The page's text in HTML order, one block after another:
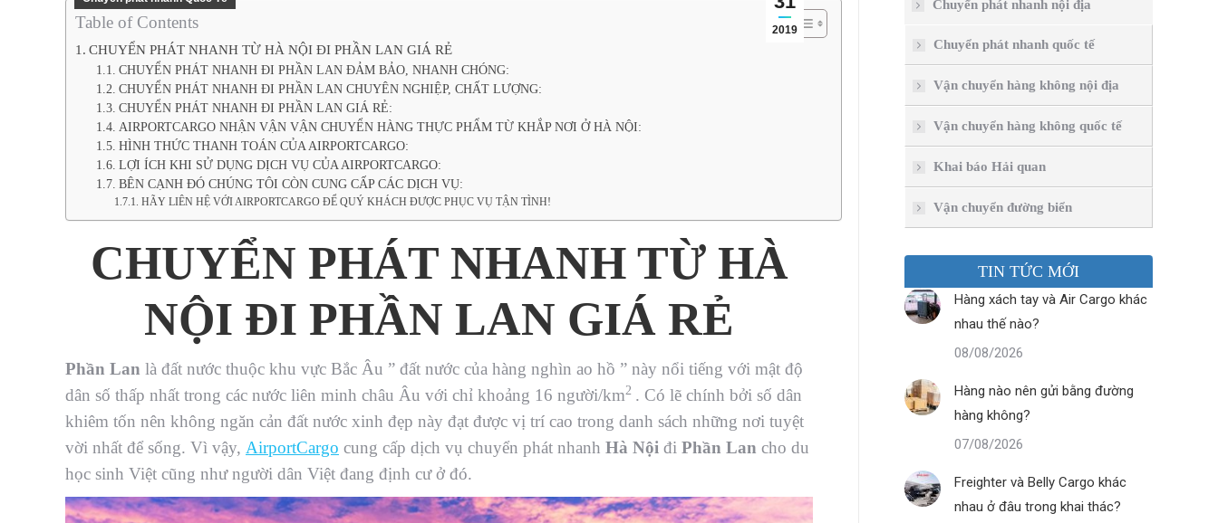
2019
Table of Contents
CHUYỂN PHÁT NHANH TỪ HÀ NỘI ĐI PHẦN LAN GIÁ RẺ
CHUYỂN PHÁT NHANH ĐI PHẦN LAN ĐẢM BẢO, NHANH CHÓNG:
CHUYỂN PHÁT NHANH ĐI PHẦN LAN CHUYÊN NGHIỆP, CHẤT LƯỢNG:
CHUYỂN PHÁT NHANH ĐI PHẦN LAN GIÁ RẺ:
AIRPORTCARGO NHẬN VẬN VẬN CHUYỂN HÀNG THỰC PHẨM TỪ KHẮP NƠI Ở HÀ NỘI:
HÌNH THỨC THANH TOÁN CỦA AIRPORTCARGO:
LỢI ÍCH KHI SỬ DỤNG DỊCH VỤ CỦA AIRPORTCARGO:
BÊN CẠNH ĐÓ CHÚNG TÔI CÒN CUNG CẤP CÁC DỊCH VỤ:
HÃY LIÊN HỆ VỚI AIRPORTCARGO ĐỂ QUÝ KHÁCH ĐƯỢC PHỤC VỤ TẬN TÌNH!
CHUYỂN PHÁT NHANH TỪ HÀ
NỘI ĐI PHẦN LAN GIÁ RẺ
Phần Lan là đất nước thuộc khu vực Bắc Âu ” đất nước của hàng nghìn ao hồ ” này nổi tiếng với mật độ
dân số thấp nhất trong các nước liên minh châu Âu với chỉ khoảng 16 người/km2 . Có lẽ chính bởi số dân
khiêm tốn nên không ngăn cản đất nước xinh đẹp này đạt được vị trí cao trong danh sách những nơi tuyệt
vời nhất để sống. Vì vậy, AirportCargo cung cấp dịch vụ chuyển phát nhanh Hà Nội đi Phần Lan cho du
học sinh Việt cũng như người dân Việt đang định cư ở đó.
Chuyển phát nhanh nội địa
Chuyển phát nhanh quốc tế
Vận chuyển hàng không nội địa
Vận chuyển hàng không quốc tế
Khai báo Hải quan
Vận chuyển đường biển
TIN TỨC MỚI
Hàng xách tay và Air Cargo khác
nhau thế nào?
08/08/2026
Hàng nào nên gửi bằng đường
hàng không?
07/08/2026
Freighter và Belly Cargo khác
nhau ở đâu trong khai thác?